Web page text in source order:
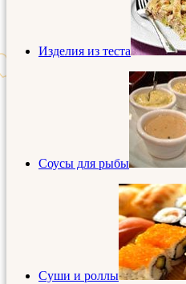
Изделия из теста
Соусы для рыбы
Суши и роллы